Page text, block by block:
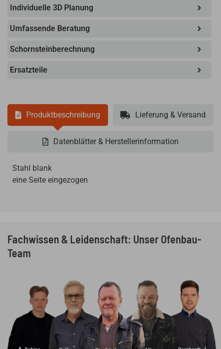
Individuelle 3D Planung
Umfassende Beratung
Schornsteinberechnung
Ersatzteile
Produktbeschreibung Lieferung & Versand
Datenblätter & Herstellerinformation
Stahl blank
eine Seite eingezogen
Fachwissen & Leidenschaft: Unser Ofenbau-
Team